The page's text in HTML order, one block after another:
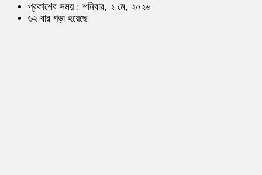
প্রকাশের সময় : শনিবার, ২ মে, ২০২৬
৬২ বার পড়া হয়েছে